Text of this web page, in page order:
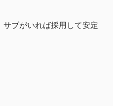
ブがいれば採用して安定